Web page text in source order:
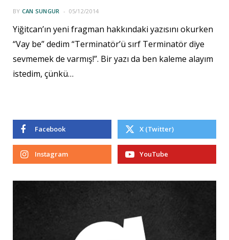
BY CAN SUNGUR 05/12/2014
Yiğitcan’ın yeni fragman hakkındaki yazısını okurken
“Vay be” dedim “Terminatör’ü sırf Terminatör diye
sevmemek de varmış!”. Bir yazı da ben kaleme alayım
istedim, çünkü…
Facebook X (Twitter)
Instagram YouTube